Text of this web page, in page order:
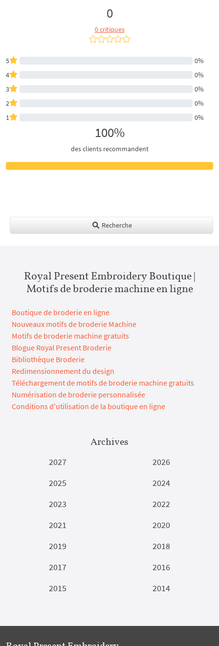
0
0 critiques
5
0%
4
0%
3
0%
2
0%
1
0%
100%
des clients recommandent
Recherche
Royal Present Embroidery Boutique |
Motifs de broderie machine en ligne
Boutique de broderie en ligne
Nouveaux motifs de broderie Machine
Motifs de broderie machine gratuits
Blogue Royal Present Broderie
Bibliothèque Broderie
Redimensionnement du design
Téléchargement de motifs de broderie machine gratuits
Numérisation de broderie personnalisée
Conditions d'utilisation de la boutique en ligne
Archives
2027
2026
2025
2024
2023
2022
2021
2020
2019
2018
2017
2016
2015
2014